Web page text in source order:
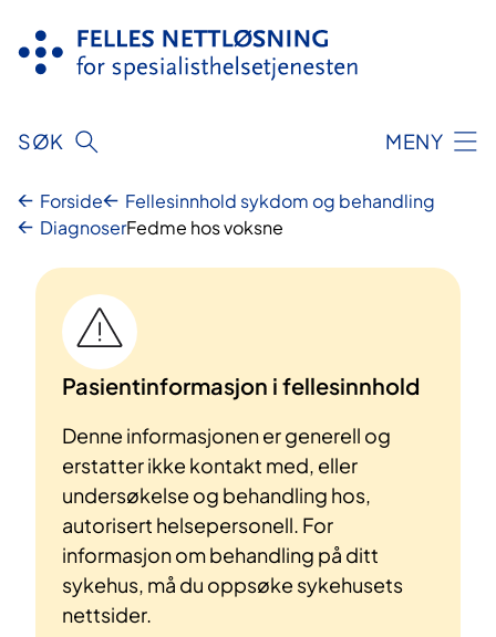
innhold
SØK MENY
Forside
Fellesinnhold sykdom og behandling
DiagnoserFedme hos voksne
Pasientinformasjon i fellesinnhold
Denne informasjonen er generell og
erstatter ikke kontakt med, eller
undersøkelse og behandling hos,
autorisert helsepersonell. For
informasjon om behandling på ditt
sykehus, må du oppsøke sykehusets
nettsider.